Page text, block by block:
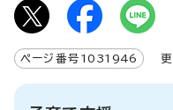
ページ番号 1031946 更